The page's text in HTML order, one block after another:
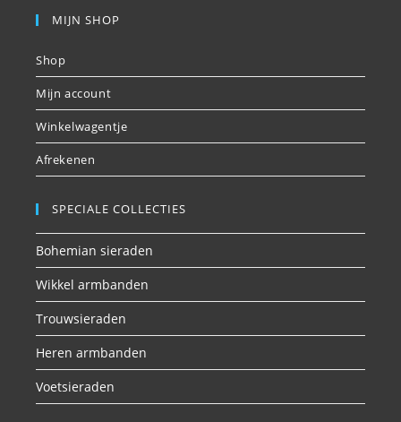
MIJN SHOP
Shop
Mijn account
Winkelwagentje
Afrekenen
SPECIALE COLLECTIES
Bohemian sieraden
Wikkel armbanden
Trouwsieraden
Heren armbanden
Voetsieraden